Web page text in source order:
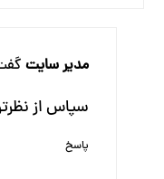
مدیر سایت
سپاس از
پاسخ